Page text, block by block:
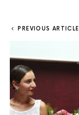
PREVIOUS ARTICLE